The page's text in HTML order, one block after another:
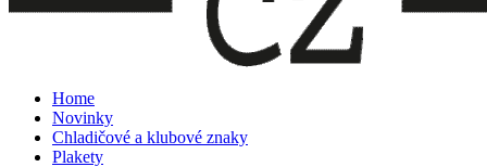
Home
Novinky
Chladičové a klubové znaky
Plakety